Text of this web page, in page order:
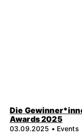
Die
Awards 2025
03.09.2025 • Events